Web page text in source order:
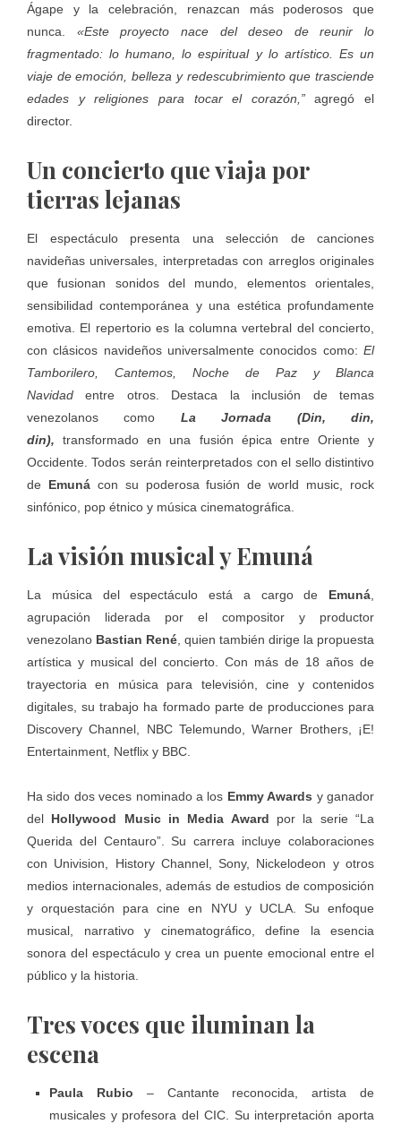
Ágape y la celebración, renazcan más poderosos que
nunca. «Este proyecto nace del deseo de reunir lo
fragmentado: lo humano, lo espiritual y lo artístico. Es un
viaje de emoción, belleza y redescubrimiento que trasciende
edades y religiones para tocar el corazón,”agregó el
director.
Un concierto que viaja por
tierras lejanas
El espectáculo presenta una selección de canciones
navideñas universales, interpretadas con arreglos originales
que fusionan sonidos del mundo, elementos orientales,
sensibilidad contemporánea y una estética profundamente
emotiva. El repertorio es la columna vertebral del concierto,
con clásicos navideños universalmente conocidos como: El
Tamborilero, Cantemos, Noche de Paz y Blanca
Navidad entre otros. Destaca la inclusión de temas
venezolanos como La Jornada (Din, din,
din), transformado en una fusión épica entre Oriente y
Occidente. Todos serán reinterpretados con el sello distintivo
de Emunácon su poderosa fusión de world music, rock
sinfónico, pop étnico y música cinematográfica.
La visión musical y Emuná
La música del espectáculo está a cargo de Emuná
agrupación liderada por el compositor y productor
venezolano Bastian René , quien también dirige la propuesta
artística y musical del concierto. Con más de 18 años de
trayectoria en música para televisión, cine y contenidos
digitales, su trabajo ha formado parte de producciones para
Discovery Channel, NBC Telemundo, Warner Brothers, ¡E!
Entertainment, Netflix y BBC.
Ha sido dos veces nominado a los Emmy Awards y ganador
del Hollywood Music in Media Award por la serie “La
Querida del Centauro”. Su carrera incluye colaboraciones
con Univision, History Channel, Sony, Nickelodeon y otros
medios internacionales, además de estudios de composición
y orquestación para cine en NYU y UCLA. Su enfoque
musical, narrativo y cinematográfico, define la esencia
sonora del espectáculo y crea un puente emocional entre el
público y la historia.
Tres voces que iluminan la
escena
Paula Rubio – Cantante reconocida, artista de
musicales y profesora del CIC. Su interpretación aporta